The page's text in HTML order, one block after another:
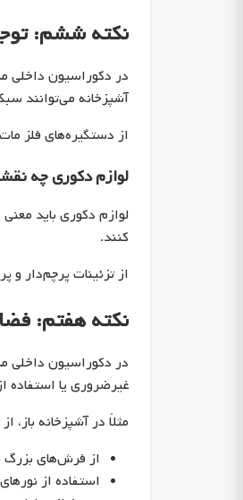
نکته ششم:
در دکوراسیون داخلی
آشپزخانه می‌توانند
از دستگیره‌های فلز
لوازم دکوری چه
لوازم دکوری باید
کنند.
از تزئینات پرچم‌دار
نکته هفتم:
در دکوراسیون داخلی
غیرضروری یا استفاده
مثلاً در آشپزخانه
از فرش‌های بزرگ
استفاده از